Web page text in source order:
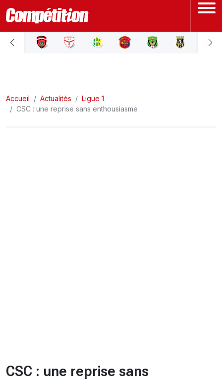
ACCUEIL
LIGUE 2
Accueil Actualités
Ligue 1
CSC : une reprise sans enthousiasme
CSC : une reprise sans